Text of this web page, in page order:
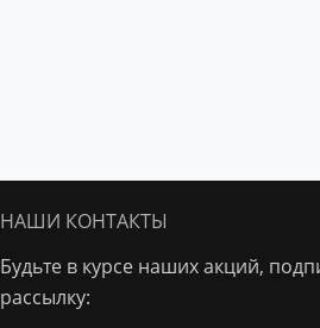
НАШИ КОНТАКТЫ
Будьте в курсе наших акций,
рассылку: